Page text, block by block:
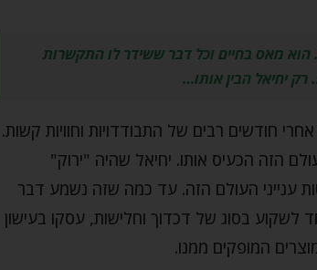
הוא מאס בחיים וכל דבר ששידר לו התקשרות
יחיאל הבין אותו…
חודשים רבים של התבודדויות וחוויות קשות.
הזה הכעיס אותו. יחיאל שהיה "ירוק"
ענייני העולם הזה. עד כמה שזה נשמע דבר
לשקוע בסוג של דכדוך וחלישות, עסקו בעישון
המופקים ממנו.